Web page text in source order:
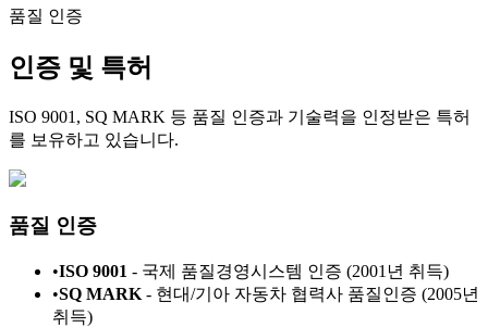
품질 인증
인증 및 특허
ISO 9001, SQ MARK 등 품질 인증과 기술력을 인정받은 특허
를 보유하고 있습니다.
품질 인증
•ISO 9001 - 국제 품질경영시스템 인증 (2001년 취득)
•SQ MARK - 현대/기아 자동차 협력사 품질인증 (2005년
취득)